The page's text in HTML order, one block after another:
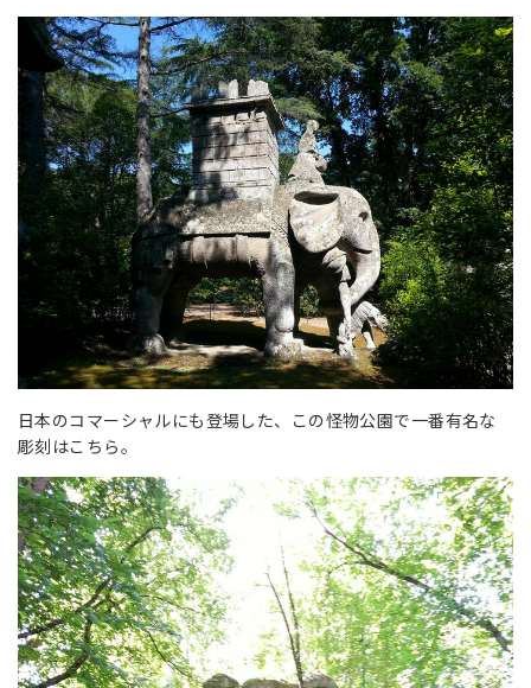
日本のコマーシャルにも登場した、この怪物公園で一番有名な
彫刻はこちら。